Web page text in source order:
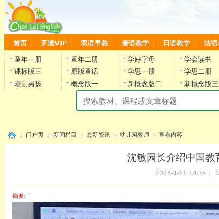
首页 开通VIP 双语早教 泰语教学 日语教学 法语
童年一册 童年二册 学好字母
学会读书
课标版三
原版童话 学思一册
学思二册
老鼠男孩
概念版一 新概念版二 新概念版三
陈雷
门户页 新闻栏目 最新资讯 幼儿园教师 查看内容
沈敏园长介绍中国教
2024-3-11 14:35
摘要: `